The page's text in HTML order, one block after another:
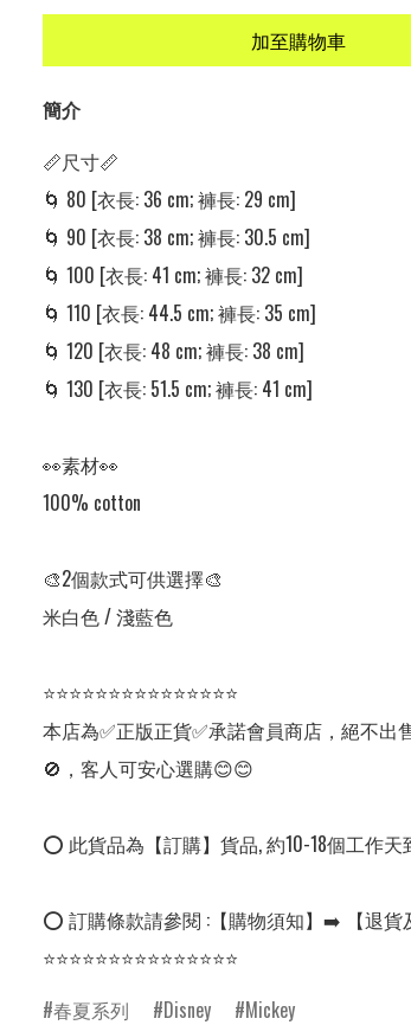
加至購物車
簡介
📏尺寸📏
🌀 80 [衣長: 36 cm; 褲長: 29 cm]
🌀 90 [衣長: 38 cm; 褲長: 30.5 cm]
🌀 100 [衣長: 41 cm; 褲長: 32 cm]
🌀 110 [衣長: 44.5 cm; 褲長: 35 cm]
🌀 120 [衣長: 48 cm; 褲長: 38 cm]
🌀 130 [衣長: 51.5 cm; 褲長: 41 cm]
👀素材👀
100% cotton
🎨2個款式可供選擇🎨
米白色 / 淺藍色
⭐⭐⭐⭐⭐⭐⭐⭐⭐⭐⭐⭐⭐⭐⭐
本店為✅正版正貨✅承諾會員商店，絕不出
🚫，客人可安心選購😊😊
⭕ 此貨品為【訂購】貨品, 約10-18個工作天
⭕ 訂購條款請參閱 :【購物須知】➡️ 【退貨
⭐⭐⭐⭐⭐⭐⭐⭐⭐⭐⭐⭐⭐⭐⭐
春夏系列
Disney Mickey